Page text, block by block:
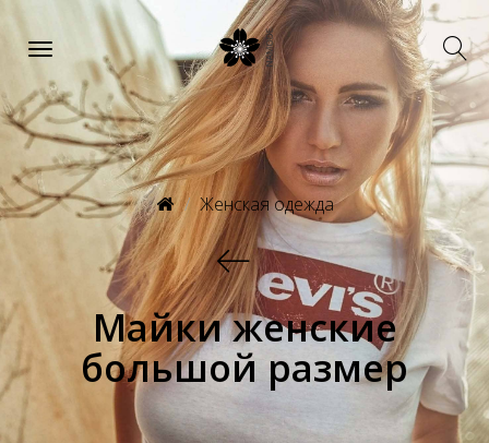
Женская одежда
Майки женские
большой размер